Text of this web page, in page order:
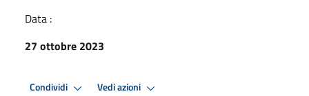
Data :
27 ottobre 2023
Condividi Vedi azioni